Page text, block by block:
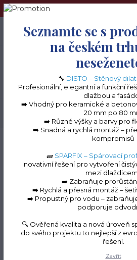
➢Terče pod dlažbu naleznete na e-
+420 605 740 744
Terasové
Roh vnější k
(antracit RAL
mm)
Seznamte se s
na českém
🔧 DISTO – Stěnový
Profesionální, elegantní a funkční
dlažbou a
➡️ Vhodný pro keramické a
20 mm po 80
➡️ Různé výšky a barvy pro
➡️ Snadná a rychlá montáž –
kompromisů
🧱 SPARFIX – Spárovací
Inovativní řešení pro vytvoření
mezi
➡️ Zabraňuje
➡️ Rychlá a přesná montáž –
➡️ Propustný pro vodu –
podporuje
🔍 Ověřená kvalita a nová úroveň
do svého projektu to nejlepší z
řešení.
Zavřít